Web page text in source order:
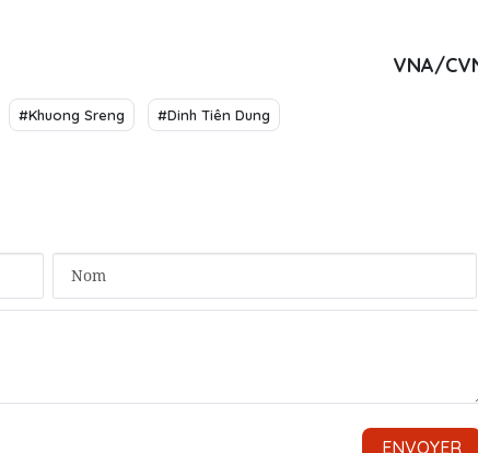
VNA/
#Khuong Sreng #Dinh Tiên Dung